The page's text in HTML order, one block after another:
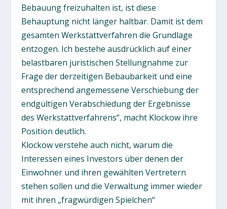
Bebauung freizuhalten ist, ist diese
Behauptung nicht länger haltbar. Damit ist dem
gesamten Werkstattverfahren die Grundlage
entzogen. Ich bestehe ausdrücklich auf einer
belastbaren juristischen Stellungnahme zur
Frage der derzeitigen Bebaubarkeit und eine
entsprechend angemessene Verschiebung der
endgültigen Verabschiedung der Ergebnisse
des Werkstattverfahrens“, macht Klockow ihre
Position deutlich.
Klockow verstehe auch nicht, warum die
Interessen eines Investors über denen der
Einwohner und ihren gewählten Vertretern
stehen sollen und die Verwaltung immer wieder
mit ihren „fragwürdigen Spielchen“